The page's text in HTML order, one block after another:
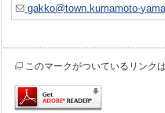
gakko@town.kumamoto-
このマークがついているリンク